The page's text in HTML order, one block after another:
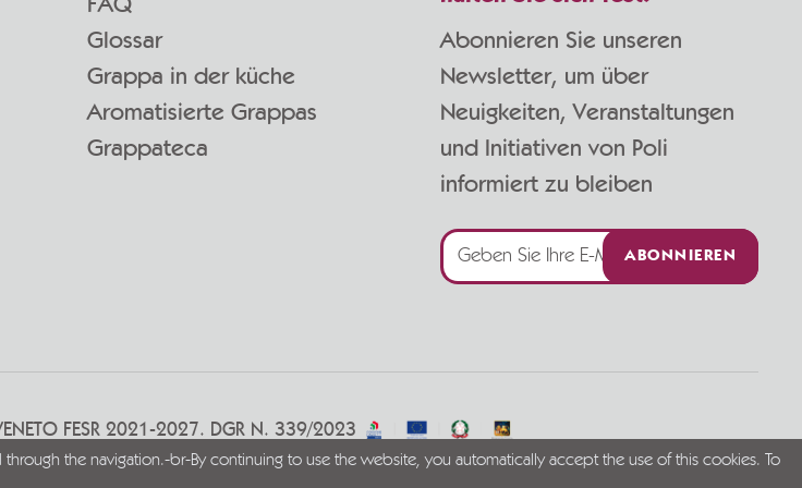
Abonnieren Sie unseren
Newsletter, um über
Neuigkeiten, Veranstaltungen
und Initiativen von Poli
informiert zu bleiben
ABONNIEREN
FAQ
Glossar
Grappa in der küche
Aromatisierte Grappas
Grappateca
FESR 2021-2027. DGR N. 339/2023
the navigation.-br-By continuing to use the website, you automatically accept the use of this cookies. To